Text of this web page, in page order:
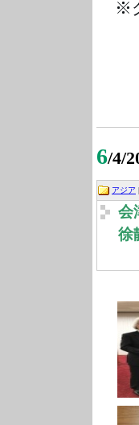
※
6/4/
アジア |
会
徐